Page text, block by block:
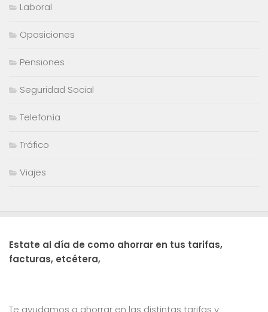
Laboral
Oposiciones
Pensiones
Seguridad Social
Telefonía
Tráfico
Viajes
Estate al día de como ahorrar en tus tarifas,
facturas, etcétera,
Te ayudamos a ahorrar en las distintas tarifas y